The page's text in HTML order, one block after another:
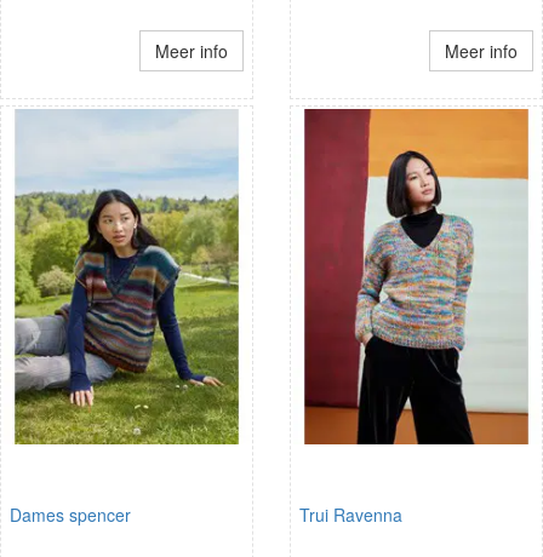
Meer info Meer info
Dames spencer Trui Ravenna